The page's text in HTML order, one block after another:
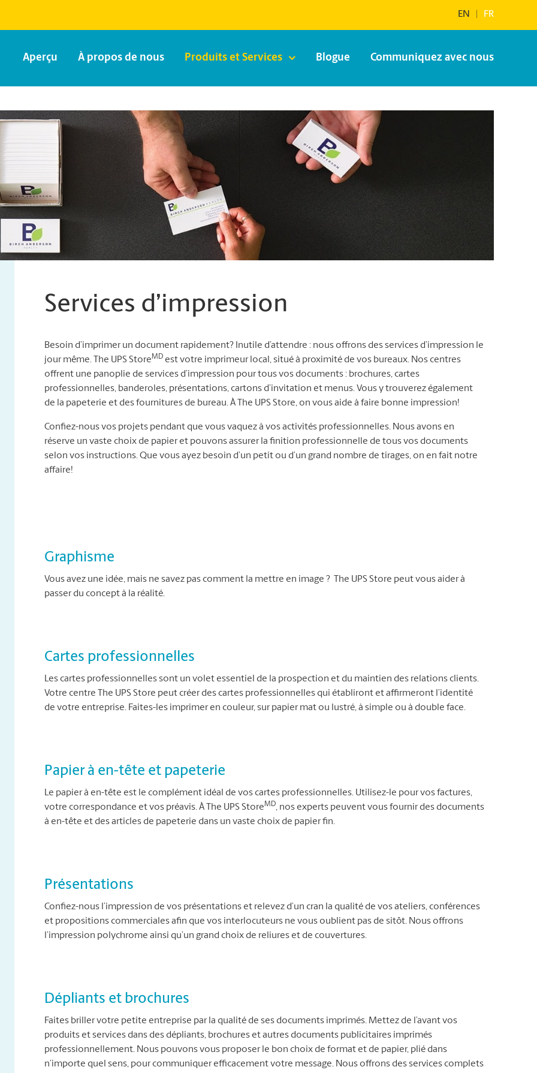
EN FR
Aperçu À propos de nous Produits et Services Blogue Communiquez avec nous
Services d’impression
Besoin d’imprimer un document rapidement? Inutile d’attendre : nous offrons des services d’impression le
jour même. The UPS StoreMD est votre imprimeur local, situé à proximité de vos bureaux. Nos centres
offrent une panoplie de services d’impression pour tous vos documents : brochures, cartes
professionnelles, banderoles, présentations, cartons d’invitation et menus. Vous y trouverez également
de la papeterie et des fournitures de bureau. À The UPS Store, on vous aide à faire bonne impression!
Confiez-nous vos projets pendant que vous vaquez à vos activités professionnelles. Nous avons en
réserve un vaste choix de papier et pouvons assurer la finition professionnelle de tous vos documents
selon vos instructions. Que vous ayez besoin d’un petit ou d’un grand nombre de tirages, on en fait notre
affaire!
Graphisme
Vous avez une idée, mais ne savez pas comment la mettre en image ? The UPS Store peut vous aider à
passer du concept à la réalité.
Cartes professionnelles
Les cartes professionnelles sont un volet essentiel de la prospection et du maintien des relations clients.
Votre centre The UPS Store peut créer des cartes professionnelles qui établiront et affirmeront l’identité
de votre entreprise. Faites-les imprimer en couleur, sur papier mat ou lustré, à simple ou à double face.
Papier à en-tête et papeterie
Le papier à en-tête est le complément idéal de vos cartes professionnelles. Utilisez-le pour vos factures,
votre correspondance et vos préavis. À The UPS StoreMD, nos experts peuvent vous fournir des documents
à en-tête et des articles de papeterie dans un vaste choix de papier fin.
Présentations
Confiez-nous l’impression de vos présentations et relevez d’un cran la qualité de vos ateliers, conférences
et propositions commerciales afin que vos interlocuteurs ne vous oublient pas de sitôt. Nous offrons
l’impression polychrome ainsi qu’un grand choix de reliures et de couvertures.
Dépliants et brochures
Faites briller votre petite entreprise par la qualité de ses documents imprimés. Mettez de l’avant vos
produits et services dans des dépliants, brochures et autres documents publicitaires imprimés
professionnellement. Nous pouvons vous proposer le bon choix de format et de papier, plié dans
n’importe quel sens, pour communiquer efficacement votre message. Nous offrons des services complets